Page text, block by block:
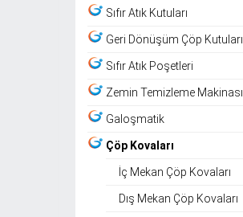
Sıfır Atık Kutuları
Geri Dönüşüm Çöp Kutuları
Sıfır Atık Poşetleri
Zemin Temizleme Makinası
Galoşmatik
Çöp Kovaları
İç Mekan Çöp Kovaları
Dış Mekan Çöp Kovaları